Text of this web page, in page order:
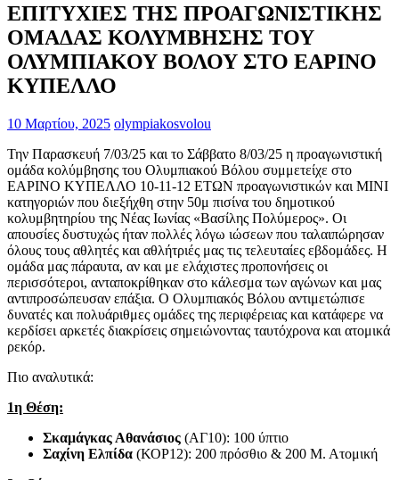
ΕΠΙΤΥΧΙΕΣ ΤΗΣ ΠΡΟΑΓΩΝΙΣΤΙΚΗΣ
ΟΜΑΔΑΣ ΚΟΛΥΜΒΗΣΗΣ ΤΟΥ
ΟΛΥΜΠΙΑΚΟΥ ΒΟΛΟΥ ΣΤΟ ΕΑΡΙΝΟ
ΚΥΠΕΛΛΟ
10 Μαρτίου, 2025 olympiakosvolou
Την Παρασκευή 7/03/25 και το Σάββατο 8/03/25 η προαγωνιστική
ομάδα κολύμβησης του Ολυμπιακού Βόλου συμμετείχε στο
ΕΑΡΙΝΟ ΚΥΠΕΛΛΟ 10-11-12 ΕΤΩΝ προαγωνιστικών και ΜΙΝΙ
κατηγοριών που διεξήχθη στην 50μ πισίνα του δημοτικού
κολυμβητηρίου της Νέας Ιωνίας «Βασίλης Πολύμερος». Οι
απουσίες δυστυχώς ήταν πολλές λόγω ιώσεων που ταλαιπώρησαν
όλους τους αθλητές και αθλήτριές μας τις τελευταίες εβδομάδες. Η
ομάδα μας πάραυτα, αν και με ελάχιστες προπονήσεις οι
περισσότεροι, ανταποκρίθηκαν στο κάλεσμα των αγώνων και μας
αντιπροσώπευσαν επάξια. Ο Ολυμπιακός Βόλου αντιμετώπισε
δυνατές και πολυάριθμες ομάδες της περιφέρειας και κατάφερε να
κερδίσει αρκετές διακρίσεις σημειώνοντας ταυτόχρονα και ατομικά
ρεκόρ.
Πιο αναλυτικά:
1η Θέση:
Σκαμάγκας Αθανάσιος (ΑΓ10): 100 ύπτιο
Σαχίνη Ελπίδα (ΚΟΡ12): 200 πρόσθιο & 200 Μ. Ατομική